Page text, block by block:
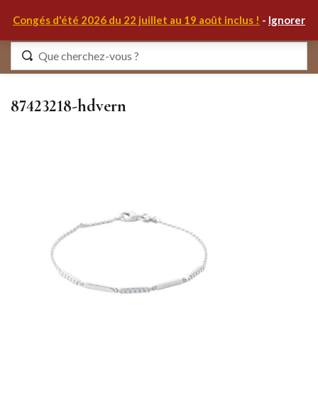
Congés d'été 2026 du 22 juillet au 19 août inclus ! - Ignorer
87423218-hdvern
Identifiez-vous
MON COMPTE